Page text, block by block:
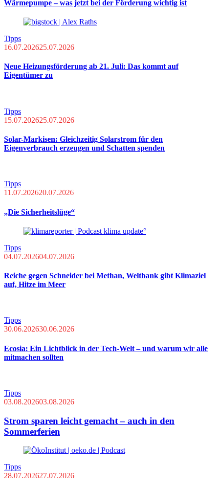
Wärmepumpe – was jetzt bei der Förderung wichtig ist
Tipps
16.07.202625.07.2026
Neue Heizungsförderung ab 21. Juli: Das kommt auf
Eigentümer zu
Tipps
15.07.202625.07.2026
Solar-Markisen: Gleichzeitig Solarstrom für den
Eigenverbrauch erzeugen und Schatten spenden
Tipps
11.07.202620.07.2026
„Die Sicherheitslüge“
Tipps
04.07.202604.07.2026
Reiche gegen Schneider bei Methan, Weltbank gibt Klimaziel
auf, Hitze im Meer
Tipps
30.06.202630.06.2026
Ecosia: Ein Lichtblick in der Tech-Welt – und warum wir alle
mitmachen sollten
Tipps
03.08.202603.08.2026
Strom sparen leicht gemacht – auch in den
Sommerferien
Tipps
28.07.202627.07.2026